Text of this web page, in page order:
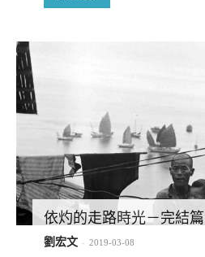
依灼的走路時光－完結篇
劉宏文 - 2019-03-08